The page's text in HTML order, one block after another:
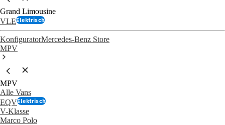
Grand Limousine
VLEElektrisch
KonfiguratorMercedes-Benz Store
MPV
MPV
Alle Vans
EQVElektrisch
V-Klasse
Marco Polo